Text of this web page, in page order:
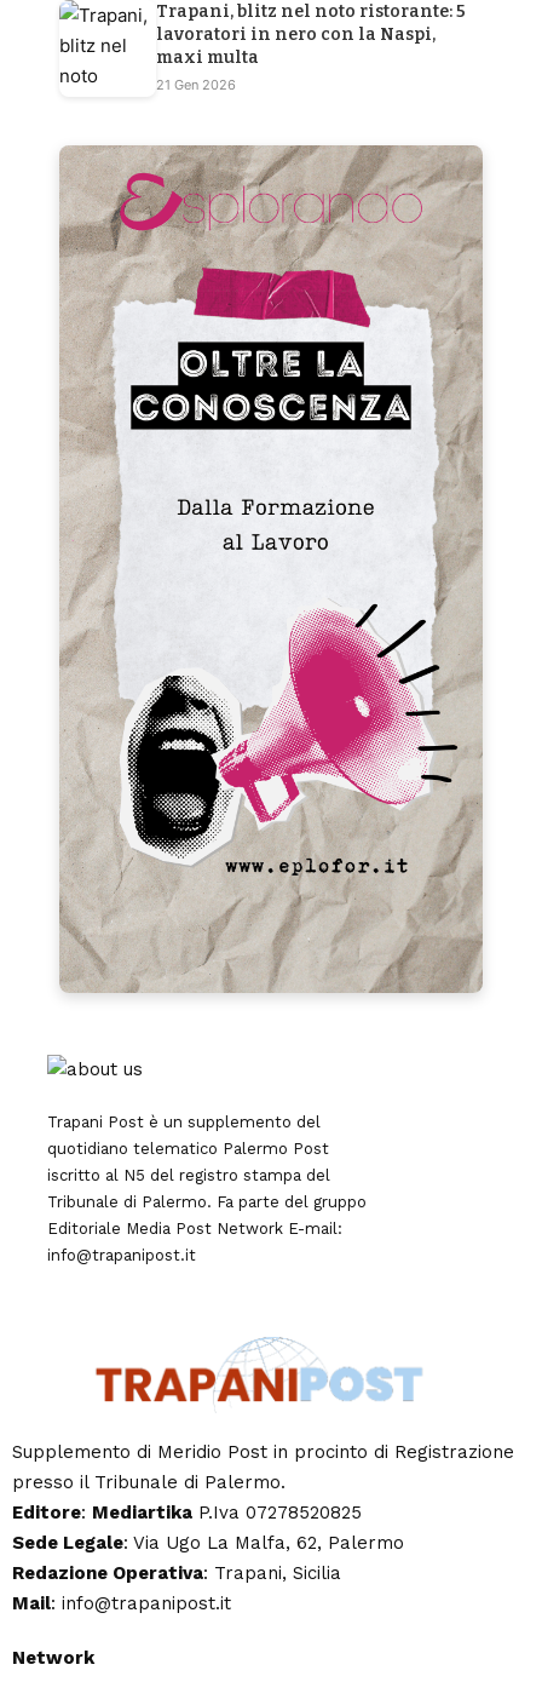
Trapani, blitz nel noto ristorante: 5
lavoratori in nero con la Naspi,
maxi multa
21 Gen 2026
Trapani Post è un supplemento del
quotidiano telematico Palermo Post
iscritto al N5 del registro stampa del
Tribunale di Palermo. Fa parte del gruppo
Editoriale Media Post Network E-mail:
info@trapanipost.it
Supplemento di Meridio Post in procinto di Registrazione
presso il Tribunale di Palermo.
Editore: Mediartika P.Iva 07278520825
Sede Legale: Via Ugo La Malfa, 62, Palermo
Redazione Operativa: Trapani, Sicilia
Mail: info@trapanipost.it
Network